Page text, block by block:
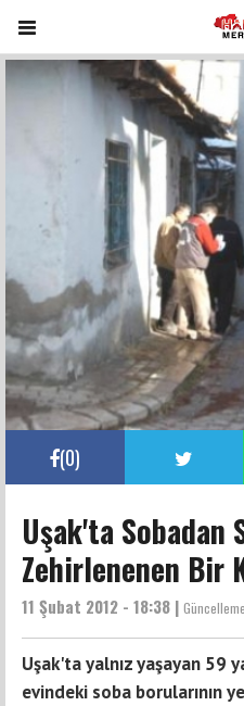
(0)
Uşak'ta Sobadan
Zehirlenenen Bir
11 Şubat 2012 - 18:38 |
Uşak'ta yalnız yaşayan 59
evindeki soba borularının